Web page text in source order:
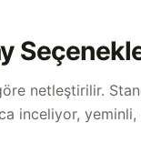
netleştirilir.
inceliyor, yeminli,